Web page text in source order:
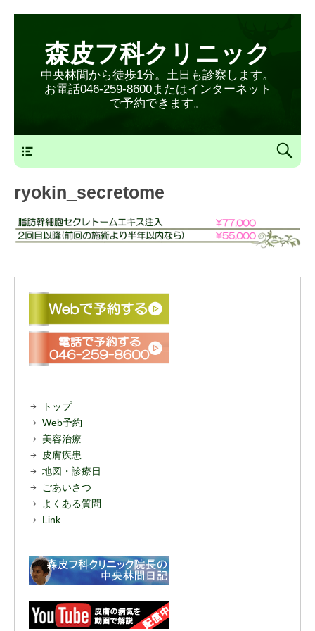
森皮フ科クリニック
中央林間から徒歩1分。土日も診察します。
お電話046-259-8600またはインターネット
で予約できます。
ryokin_secretome
トップ
Web予約
美容治療
皮膚疾患
地図・診療日
ごあいさつ
よくある質問
Link